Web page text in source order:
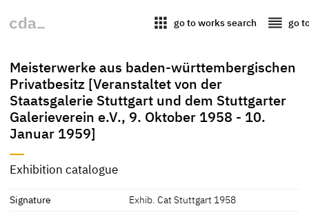
apps go to works search reorder go
Meisterwerke aus baden-württembergischen
Privatbesitz [Veranstaltet von der
Staatsgalerie Stuttgart und dem Stuttgarter
Galerieverein e.V., 9. Oktober 1958 - 10.
Januar 1959]
Exhibition catalogue
Signature
Exhib. Cat Stuttgart 1958